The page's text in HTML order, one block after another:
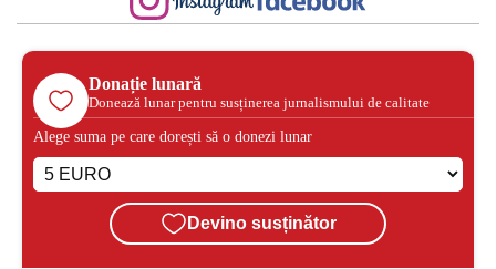
Donație lunară
Donează lunar pentru susținerea jurnalismului de calitate
Alege suma pe care dorești să o donezi lunar
Devino susținător